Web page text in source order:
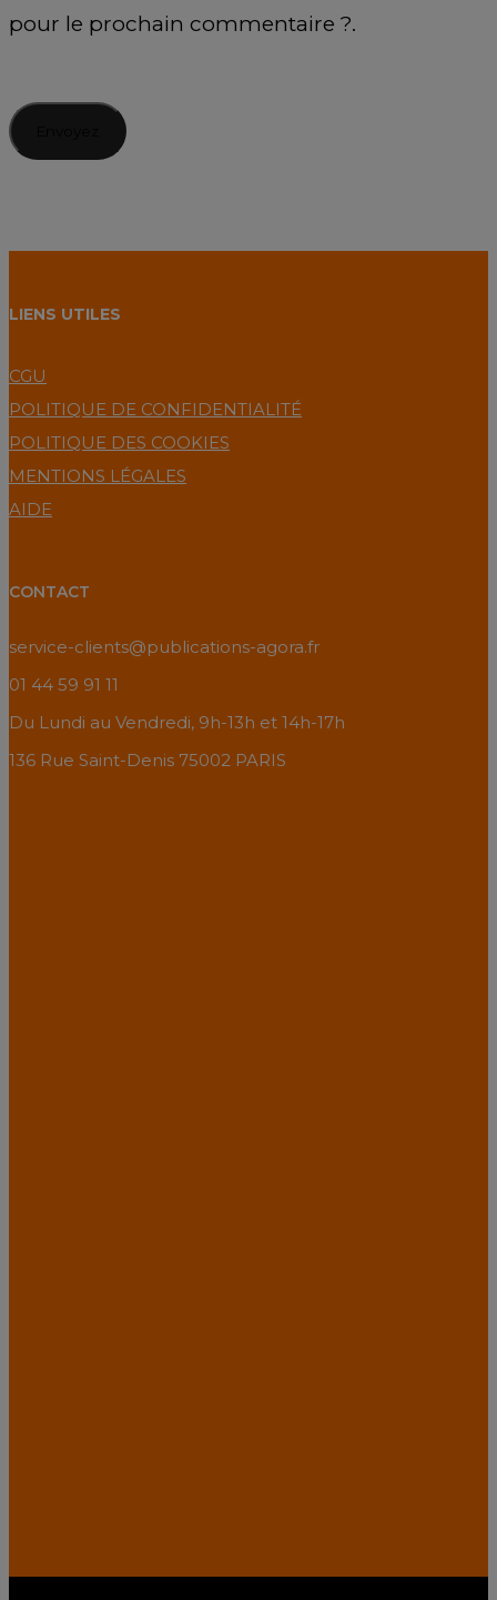
pour le prochain commentaire ?.
LIENS UTILES
CGU
POLITIQUE DE CONFIDENTIALITÉ
POLITIQUE DES COOKIES
MENTIONS LÉGALES
AIDE
CONTACT
service-clients@publications-agora.fr
01 44 59 91 11
Du Lundi au Vendredi, 9h-13h et 14h-17h
136 Rue Saint-Denis 75002 PARIS